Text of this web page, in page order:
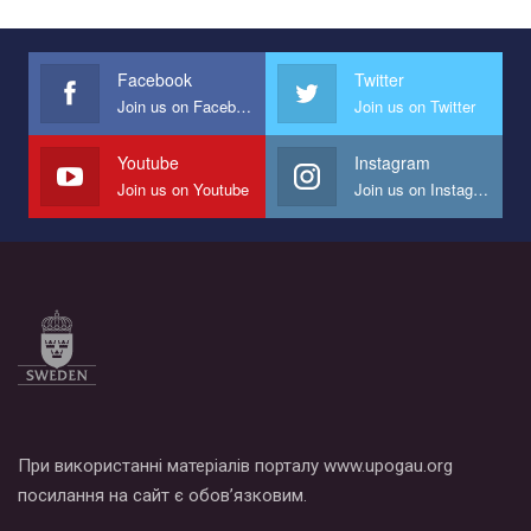
Facebook
Join us on Facebook
Twitter
Join us on Twitter
Youtube
Join us on Youtube
Instagram
Join us on Instagram
При використанні матеріалів порталу www.upogau.org
посилання на сайт є обов’язковим.